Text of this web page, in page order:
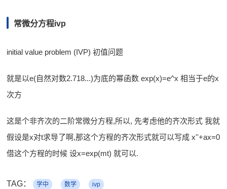
常微分方程ivp
initial value problem (IVP) 初值问题
就是以e(自然对数2.718...)为底的幂函数 exp(x)=e^x 相当于e的x
次方
这是个非齐次的二阶常微分方程,所以, 先考虑他的齐次形式 我就
假设是x对t求导了啊,那这个方程的齐次形式就可以写成 x''+ax=0
借这个方程的时候 设x=exp(mt) 就可以.
TAG： 学中 数学 ivp